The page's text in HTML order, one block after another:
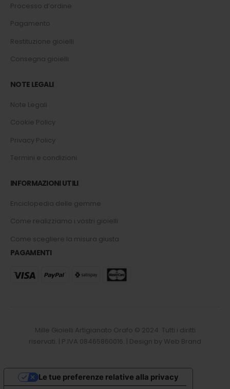
Processo d’ordine
Pagamento
Restituzione gioielli
Consegna gioielli
NOTE LEGALI
Note Legali
Cookie Policy
Privacy Policy
Termini e condizioni
INFORMAZIONI UTILI
Enciclopedia delle gemme
Come realizziamo i vostri gioielli
Come scegliere la misura giusta
PAGAMENTI
Mille Gioielli Artigianato Orafo © 2024. Tutti i diritti
riservati. | P.IVA 08465860016. | Design by Web Brand
Le tue preferenze relative alla privacy